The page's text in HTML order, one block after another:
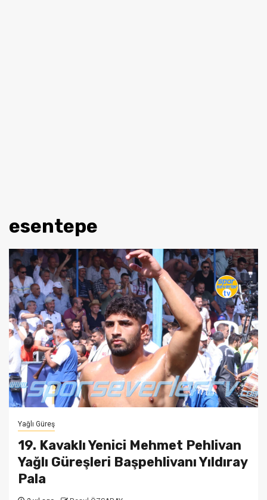
esentepe
Yağlı Güreş
19. Kavaklı Yenici Mehmet Pehlivan
Yağlı Güreşleri Başpehlivanı Yıldıray
Pala